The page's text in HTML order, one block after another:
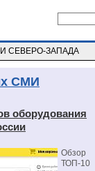
СЕВЕРО-ЗАПАДА
СМИ
оборудования
Обзор
ТОП-10